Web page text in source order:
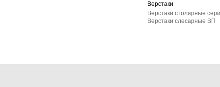
Верстаки
Верстаки столярные
Верстаки слесарные ВП